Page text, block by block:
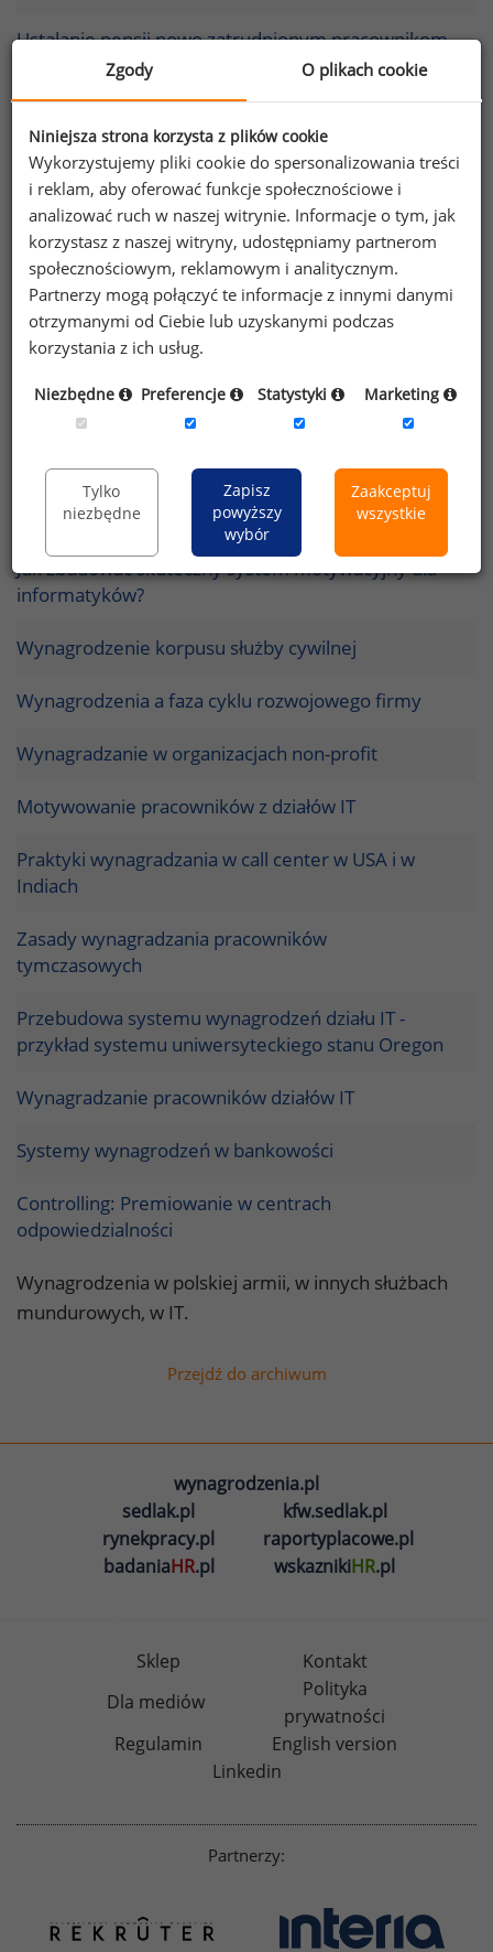
Ustalanie pensji nowo zatrudnionym pracownikom
– największe wyzwania oraz najczęstsze problemy
Wynagrodzenia strażaków
Interim management a wynagrodzenia
Jak wynagradzać pracowników działów badań i
rozwoju?
Specyfika wynagradzania w branży turystycznej
Wynagrodzenia w polskiej armii w 2009 roku -
część II
Wynagrodzenia w polskiej armii w roku 2009 -
część I
Jak zbudować skuteczny system motywacyjny dla
informatyków?
Wynagrodzenie korpusu służby cywilnej
Wynagrodzenia a faza cyklu rozwojowego firmy
Wynagradzanie w organizacjach non-profit
Motywowanie pracowników z działów IT
Praktyki wynagradzania w call center w USA i w
Indiach
Zasady wynagradzania pracowników
tymczasowych
Przebudowa systemu wynagrodzeń działu IT -
przykład systemu uniwersyteckiego stanu Oregon
Wynagradzanie pracowników działów IT
Systemy wynagrodzeń w bankowości
Controlling: Premiowanie w centrach
odpowiedzialności
Wynagrodzenia w polskiej armii, w innych służbach
mundurowych, w IT.
Przejdź do archiwum
wynagrodzenia.pl
sedlak.pl
kfw.sedlak.pl
rynekpracy.pl
raportyplacowe.pl
badaniaHR.pl wskaznikiHR.pl
Sklep
Kontakt
Dla mediów
Polityka
prywatności
Regulamin
English version
Linkedin
Partnerzy:
Zgody O plikach cookie
Niniejsza strona korzysta z plików cookie
Wykorzystujemy pliki cookie do spersonalizowania treści
i reklam, aby oferować funkcje społecznościowe i
analizować ruch w naszej witrynie. Informacje o tym, jak
korzystasz z naszej witryny, udostępniamy partnerom
społecznościowym, reklamowym i analitycznym.
Partnerzy mogą połączyć te informacje z innymi danymi
otrzymanymi od Ciebie lub uzyskanymi podczas
korzystania z ich usług.
Niezbędne Preferencje Statystyki Marketing
Tylko
niezbędne
Zapisz
powyższy
wybór
Zaakceptuj
wszystkie